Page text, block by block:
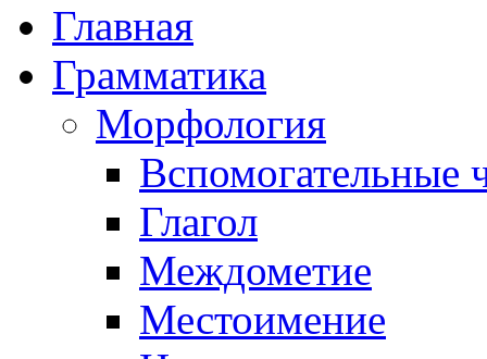
Главная
Грамматика
Морфология
Вспомогательные
Глагол
Междометие
Местоимение